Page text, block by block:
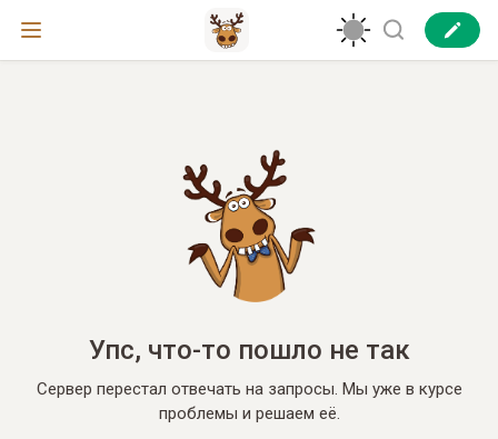
Упс, что-то пошло не так
Сервер перестал отвечать на запросы. Мы уже в курсе
проблемы и решаем её.